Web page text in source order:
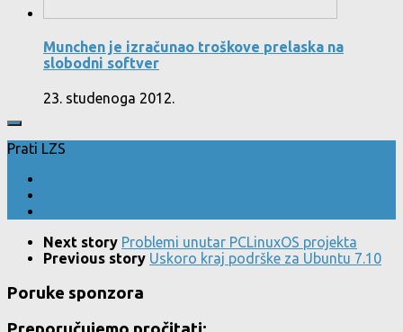
Munchen je izračunao troškove prelaska na
slobodni softver
23. studenoga 2012.
Prati LZS
Next story Problemi unutar PCLinuxOS projekta
Previous story Uskoro kraj podrške za Ubuntu 7.10
Poruke sponzora